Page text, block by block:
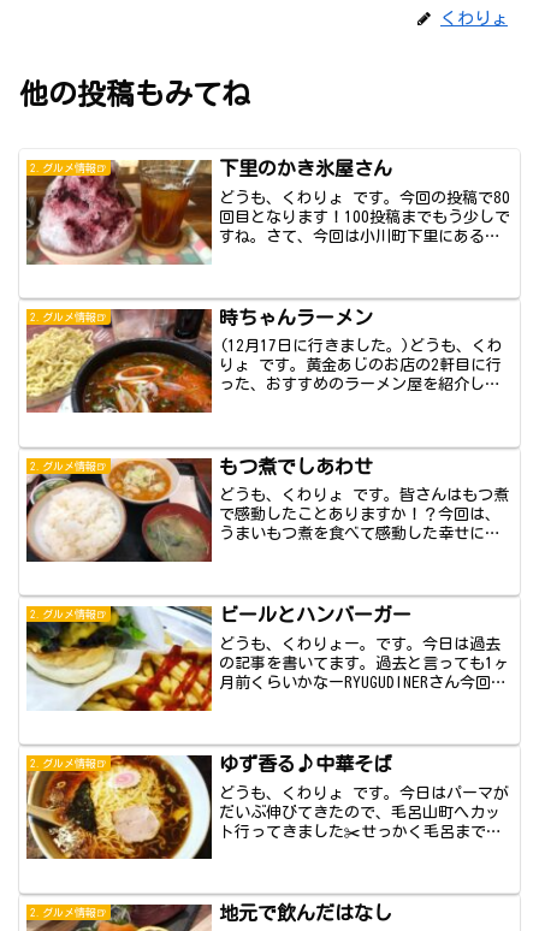
くわりょ
他の投稿もみてね
2.グルメ情報🍺 下里のかき氷屋さん
どうも、くわりょ です。今回の投稿で80
回目となります！100投稿までもう少しで
すね。さて、今回は小川町下里にある、
2.グルメ情報🍺 時ちゃんラーメン
(12月17日に行きました。)どうも、くわ
りょ です。黄金あじのお店の2軒目に行
った、おすすめのラーメン屋を紹介しま
2.グルメ情報🍺 もつ煮でしあわせ
どうも、くわりょ です。皆さんはもつ煮
で感動したことありますか！？今回は、
うまいもつ煮を食べて感動した幸せにな
2.グルメ情報🍺 ビールとハンバーガー
どうも、くわりょー。です。今日は過去
の記事を書いてます。過去と言っても1ヶ
月前くらいかなーRYUGUDINERさん今回
2.グルメ情報🍺 ゆず香る♪中華そば
どうも、くわりょ です。今日はパーマが
だいぶ伸びてきたので、毛呂山町へカッ
ト行ってきました✂️せっかく毛呂まで来
2.グルメ情報🍺 地元で飲んだはなし